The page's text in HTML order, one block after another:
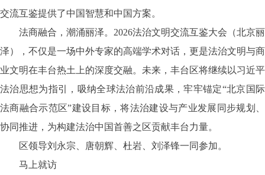
交流互鉴提供了中国智慧和中国方案。
法商融合，潮涌丽泽。 2026法治文明交流互鉴大会（北京丽
泽），不仅是一场中外专家的高端学术对话，更是法治文明与商
业文明在丰台热土上的深度交融。未来，丰台区将继续以习近平
法治思想为指引，吸纳全球法治前沿成果，牢牢锚定“北京国际
法商融合示范区”建设目标，将法治建设与产业发展同步规划、
协同推进，为构建法治中国首善之区贡献丰台力量。
区领导刘永宗、唐朝辉、杜岩、刘泽锋一同参加。
马上就访